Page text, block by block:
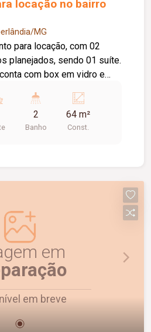
locação no bairro
MG
para locação, com 02
planejados, sendo 01 suíte.
com box em vidro e
com churrasqueira,
planejados e cooktop, área
e 01 banheiro social com
Um imóvel
pronto para morar.
2
Banho
64 m²
Const.
em
em breve